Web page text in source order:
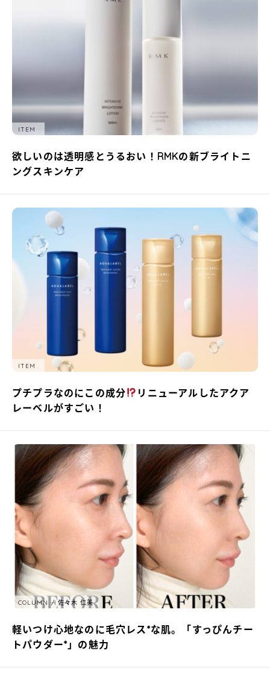
ITEM
欲しいのは透明感とうるおい！RMKの新ブライトニ
ングスキンケア
ITEM
プチプラなのにこの成分
リニューアルしたアクア
レーベルがすごい！
COLUMN 佐々木 仁美
軽いつけ心地なのに毛穴レス*な肌。「すっぴんチー
トパウダー*」の魅力